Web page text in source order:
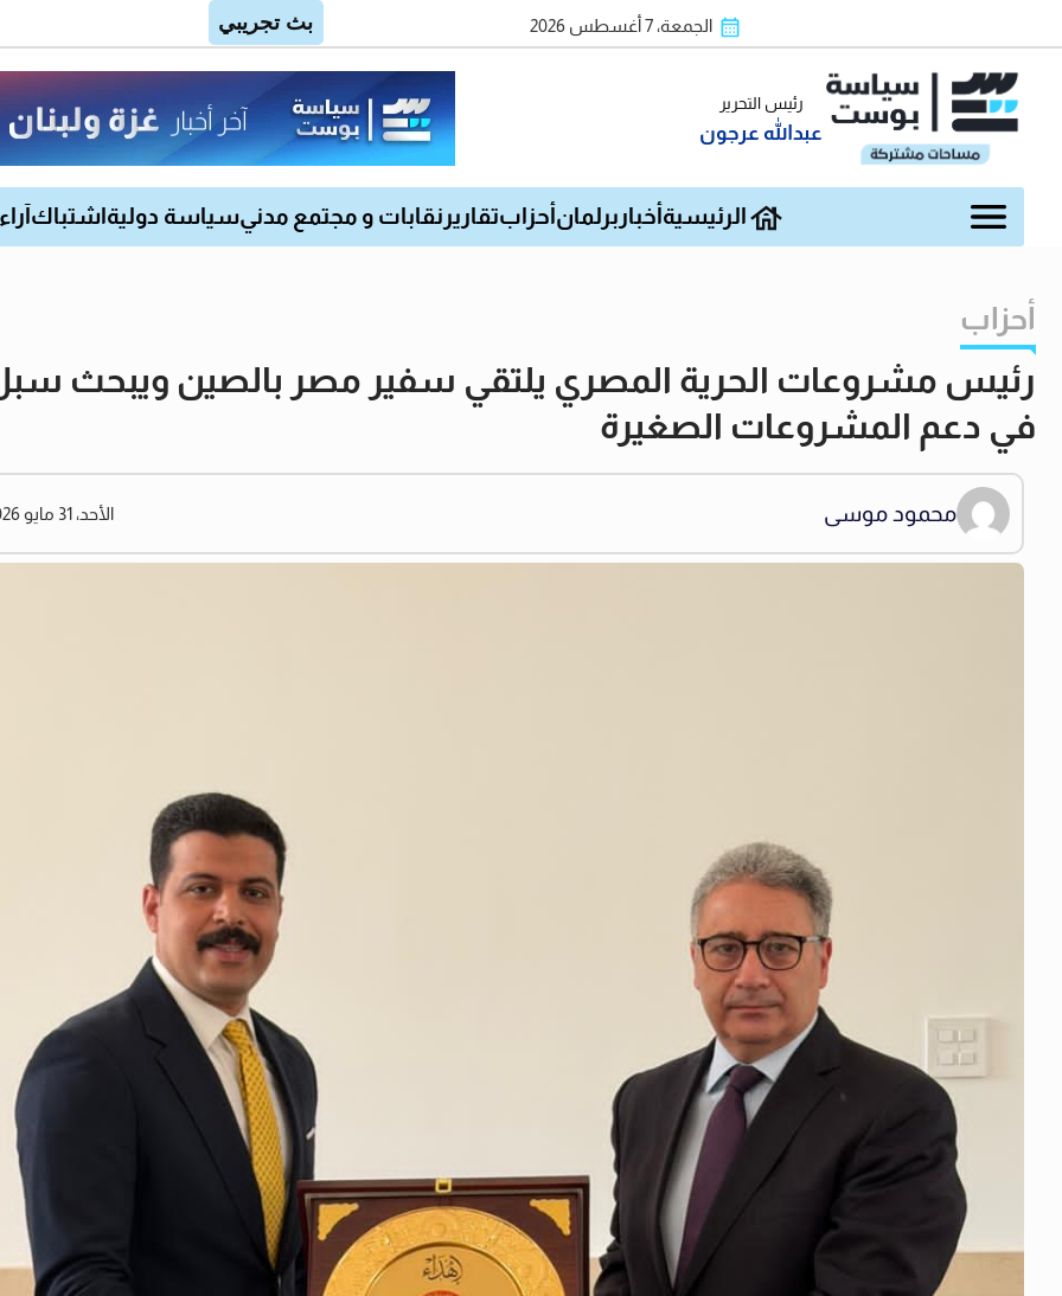
الجمعة، 7 أغسطس 2026
رئيس التحرير
عبدالله عرجون
الرئيسية أخبار برلمان أحزابتقارير نقابات و مجتمع مدنيسياسة دولية اشتباك
أحزاب
رئيس مشروعات الحرية المصري يلتقي سفير مصر بالصين ويبحث سبل
في دعم المشروعات الصغيرة
محمود موسى الأحد، 31 مايو 2026 02:21 مساءً